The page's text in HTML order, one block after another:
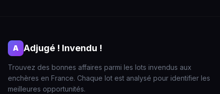
A Adjugé ! Invendu !
Trouvez des bonnes affaires parmi les lots invendus aux
enchères en France. Chaque lot est analysé pour identifier les
meilleures opportunités.